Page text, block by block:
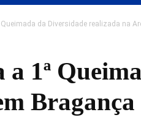
da Diversidade realizada na
1ª